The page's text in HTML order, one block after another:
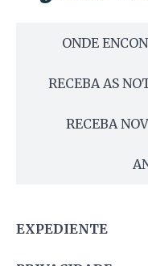
ONDE
RECEBA AS
RECEBA
EXPEDIENTE